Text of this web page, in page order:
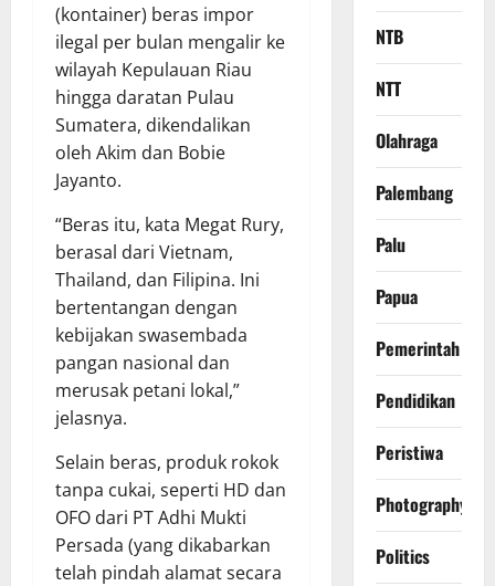
(kontainer) beras impor
ilegal per bulan mengalir ke
wilayah Kepulauan Riau
hingga daratan Pulau
Sumatera, dikendalikan
oleh Akim dan Bobie
Jayanto.
“Beras itu, kata Megat Rury,
berasal dari Vietnam,
Thailand, dan Filipina. Ini
bertentangan dengan
kebijakan swasembada
pangan nasional dan
merusak petani lokal,”
jelasnya.
Selain beras, produk rokok
tanpa cukai, seperti HD dan
OFO dari PT Adhi Mukti
Persada (yang dikabarkan
telah pindah alamat secara
NTB
NTT
Olahraga
Palembang
Palu
Papua
Pemerintah
Pendidikan
Peristiwa
Photography
Politics